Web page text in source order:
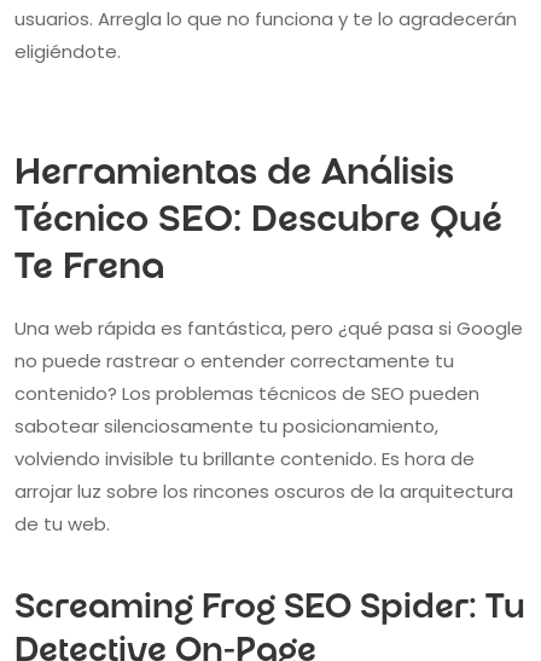
usuarios. Arregla lo que no funciona y te lo agradecerán
eligiéndote.
Herramientas de Análisis
Técnico SEO: Descubre Qué
Te Frena
Una web rápida es fantástica, pero ¿qué pasa si Google
no puede rastrear o entender correctamente tu
contenido? Los problemas técnicos de SEO pueden
sabotear silenciosamente tu posicionamiento,
volviendo invisible tu brillante contenido. Es hora de
arrojar luz sobre los rincones oscuros de la arquitectura
de tu web.
Screaming Frog SEO Spider: Tu
Detective On-Page